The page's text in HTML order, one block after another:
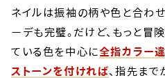
ネイルは振袖の柄や色と合わせ
ーデも完璧。だけど、もっと冒
ている色を中心に全指カラー
ストーンを付ければ、指先まで